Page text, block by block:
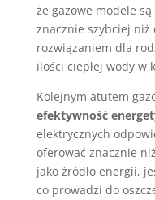
że gazowe modele
znacznie szybciej
rozwiązaniem dla
ilości ciepłej wody w
Kolejnym atutem
efektywność
elektrycznych
oferować znacznie
jako źródło energii,
co prowadzi do